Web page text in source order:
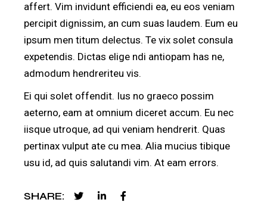
affert. Vim invidunt efficiendi ea, eu eos veniam
percipit dignissim, an cum suas laudem. Eum eu
ipsum men titum delectus. Te vix solet consula
expetendis. Dictas elige ndi antiopam has ne,
admodum hendreriteu vis.
Ei qui solet offendit. Ius no graeco possim
aeterno, eam at omnium diceret accum. Eu nec
iisque utroque, ad qui veniam hendrerit. Quas
pertinax vulput ate cu mea. Alia mucius tibique
usu id, ad quis salutandi vim. At eam errors.
SHARE